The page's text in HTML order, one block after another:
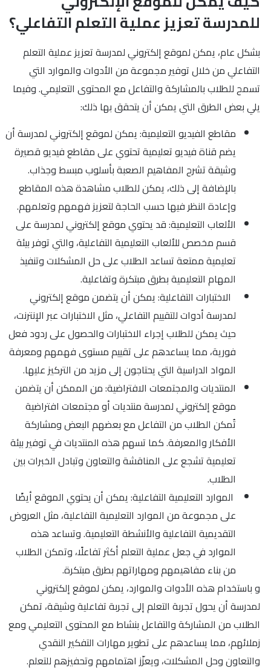
للمدرسة تعزيز عملية التعلم التفاعلي؟
بشكل عام، يمكن لموقع إلكتروني لمدرسة تعزيز عملية التعلم
التفاعلي من خلال توفير مجموعة من الأدوات والموارد التي
تسمح للطلاب بالمشاركة والتفاعل مع المحتوى التعليمي. وفيما
يلي بعض الطرق التي يمكن أن يتحقق بها ذلك:
مقاطع الفيديو التعليمية: يمكن لموقع إلكتروني لمدرسة أن
يضم قناة فيديو تعليمية تحتوي على مقاطع فيديو قصيرة
وشيقة تشرح المفاهيم الصعبة بأسلوب مبسط وجذاب.
بالإضافة إلى ذلك، يمكن للطلاب مشاهدة هذه المقاطع
وإعادة النظر فيها حسب الحاجة لتعزيز فهمهم وتعلمهم.
الألعاب التعليمية: قد يحتوي موقع إلكتروني لمدرسة على
قسم مخصص للألعاب التعليمية التفاعلية، والتي توفر بيئة
تعليمية ممتعة تساعد الطلاب على حل المشكلات وتنفيذ
المهام التعليمية بطرق مبتكرة وتفاعلية.
الاختبارات التفاعلية: يمكن أن يتضمن موقع إلكتروني
لمدرسة أدوات للتقييم التفاعلي، مثل الاختبارات عبر الإنترنت،
حيث يمكن للطلاب إجراء الاختبارات والحصول على ردود فعل
فورية، مما يساعدهم على تقييم مستوى فهمهم ومعرفة
المواد الدراسية التي يحتاجون إلى مزيد من التركيز عليها.
المنتديات والمجتمعات الافتراضية: من الممكن أن يتضمن
موقع إلكتروني لمدرسة منتديات أو مجتمعات افتراضية
تُمكن الطلاب من التفاعل مع بعضهم البعض ومشاركة
الأفكار والمعرفة. كما تسهم هذه المنتديات في توفير بيئة
تعليمية تشجع على المناقشة والتعاون وتبادل الخبرات بين
الطلاب.
الموارد التعليمية التفاعلية: يمكن أن يحتوي الموقع أيضًا
على مجموعة من الموارد التعليمية التفاعلية، مثل العروض
التقديمية التفاعلية والأنشطة التعليمية. وتساعد هذه
الموارد في جعل عملية التعلم أكثر تفاعلًا، وتمكن الطلاب
من بناء مفاهيمهم ومهاراتهم بطرق مبتكرة.
و باستخدام هذه الأدوات والموارد، يمكن لموقع إلكتروني
لمدرسة أن يحول تجربة التعلم إلى تجربة تفاعلية وشيقة، تمكن
الطلاب من المشاركة والتفاعل بنشاط مع المحتوى التعليمي ومع
زملائهم، مما يساعدهم على تطوير مهارات التفكير النقدي
والتعاون وحل المشكلات، ويعزّز اهتمامهم وتحفيزهم للتعلم.